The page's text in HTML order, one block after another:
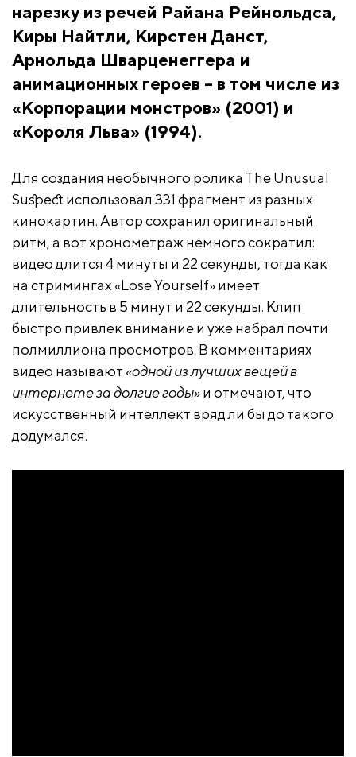
нарезку из речей Райана Рейнольдса,
Киры Найтли, Кирстен Данст,
Арнольда Шварценеггера и
анимационных героев – в том числе из
«Корпорации монстров» (2001) и
«Короля Льва» (1994).
Для создания необычного ролика The Unusual
Suspect использовал 331 фрагмент из разных
кинокартин. Автор сохранил оригинальный
ритм, а вот хронометраж немного сократил:
видео длится 4 минуты и 22 секунды, тогда как
на стримингах «Lose Yourself» имеет
длительность в 5 минут и 22 секунды. Клип
быстро привлек внимание и уже набрал почти
полмиллиона просмотров. В комментариях
видео называют «одной из лучших вещей в
интернете за долгие годы»и отмечают, что
искусственный интеллект вряд ли бы до такого
додумался.